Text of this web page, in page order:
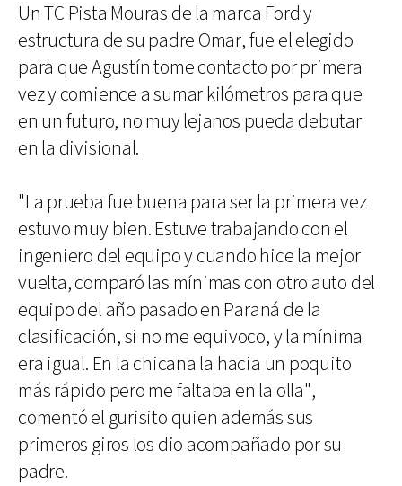
Un TC Pista Mouras de la marca Ford y
estructura de su padre Omar, fue el elegido
para que Agustín tome contacto por primera
vez y comience a sumar kilómetros para que
en un futuro, no muy lejanos pueda debutar
en la divisional.
"La prueba fue buena para ser la primera vez
estuvo muy bien. Estuve trabajando con el
ingeniero del equipo y cuando hice la mejor
vuelta, comparó las mínimas con otro auto del
equipo del año pasado en Paraná de la
clasificación, si no me equivoco, y la mínima
era igual. En la chicana la hacia un poquito
más rápido pero me faltaba en la olla",
comentó el gurisito quien además sus
primeros giros los dio acompañado por su
padre.